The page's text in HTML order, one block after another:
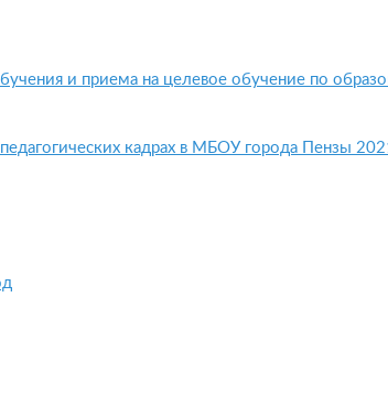
и приема на целевое обучение по
кадрах в МБОУ города Пензы